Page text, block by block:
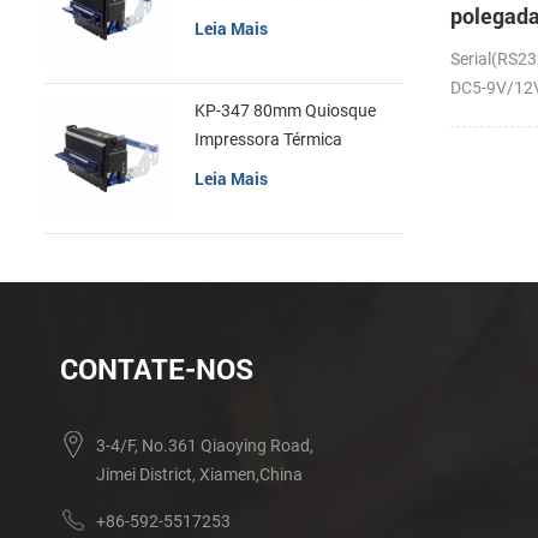
em
térmica
DC5-9V/
recibos
Leia Mais
KP-347 80mm Quiosque
Impressora Térmica
Leia Mais
CONTATE-NOS
3-4/F, No.361 Qiaoying Road,
Jimei District, Xiamen,China
+86-592-5517253